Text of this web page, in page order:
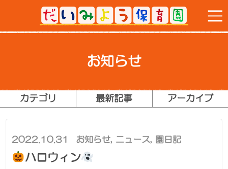
お知らせ
カテゴリ 最新記事 アーカイブ
2022.10.31 お知らせ, ニュース, 園日記
ハロウィン